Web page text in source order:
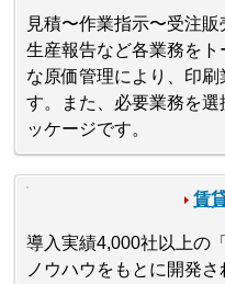
見積〜作業指示〜受注
生産報告など各業務を
な原価管理により、印
す。また、必要業務を
ッケージです。
賃
導入実績4,000社以上の
ノウハウをもとに開発